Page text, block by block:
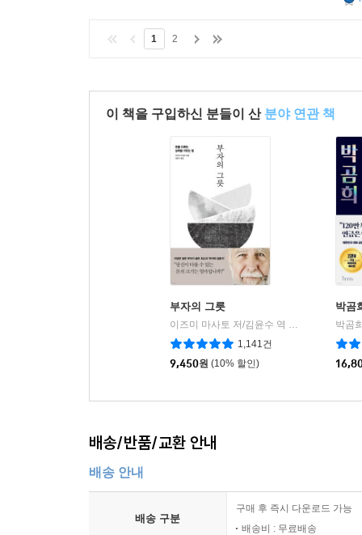
1 2
이 책을 구입하신 분들이 산 분야 연관 책
부자의 그릇
이즈미 마사토 저/김윤수 역 |
1,141건
9,450원 (10% 할인)
박곰
박곰
배송/반품/교환 안내
배송 안내
배송 구분
구매 후 즉시 다운로드 가능
배송비 : 무료배송